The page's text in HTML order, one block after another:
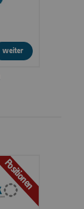
weiter
Positionen